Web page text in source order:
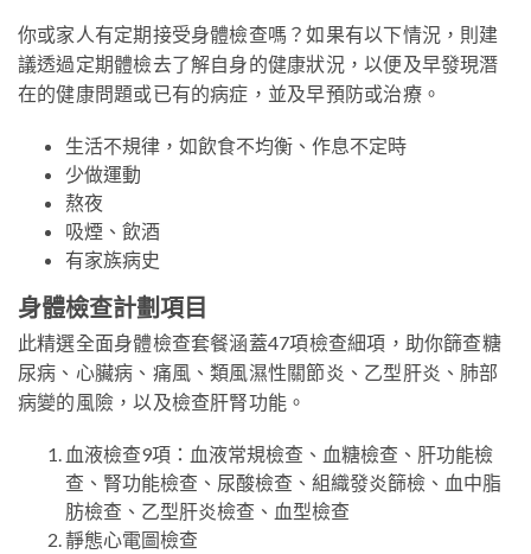
你或家人有定期接受身體檢查嗎？如果有以下情況，則建
議透過定期體檢去了解自身的健康狀況，以便及早發現潛
在的健康問題或已有的病症，並及早預防或治療。
生活不規律，如飲食不均衡、作息不定時
少做運動
熬夜
吸煙、飲酒
有家族病史
身體檢查計劃項目
此精選全面身體檢查套餐涵蓋47項檢查細項，助你篩查糖
尿病、心臟病、痛風、類風濕性關節炎、乙型肝炎、肺部
病變的風險，以及檢查肝腎功能。
血液檢查9項：血液常規檢查、血糖檢查、肝功能檢
查、腎功能檢查、尿酸檢查、組織發炎篩檢、血中脂
肪檢查、乙型肝炎檢查、血型檢查
靜態心電圖檢查